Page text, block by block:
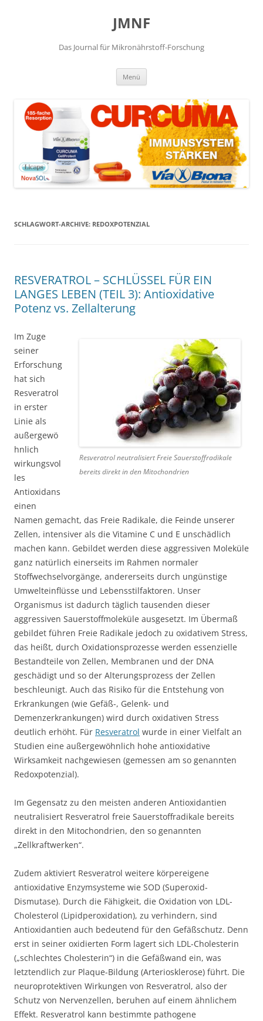
JMNF
Das Journal für Mikronährstoff-Forschung
Menü
SCHLAGWORT-ARCHIVE: REDOXPOTENZIAL
RESVERATROL – SCHLÜSSEL FÜR EIN
LANGES LEBEN (TEIL 3): Antioxidative
Potenz vs. Zellalterung
Resveratrol neutralisiert Freie Sauerstoffradikale
bereits direkt in den Mitochondrien
Im Zuge
seiner
Erforschung
hat sich
Resveratrol
in erster
Linie als
außergewö
hnlich
wirkungsvol
les
Antioxidans
einen
Namen gemacht, das Freie Radikale, die Feinde unserer
Zellen, intensiver als die Vitamine C und E unschädlich
machen kann. Gebildet werden diese aggressiven Moleküle
ganz natürlich einerseits im Rahmen normaler
Stoffwechselvorgänge, andererseits durch ungünstige
Umwelteinflüsse und Lebensstilfaktoren. Unser
Organismus ist dadurch täglich tausenden dieser
aggressiven Sauerstoffmoleküle ausgesetzt. Im Übermaß
gebildet führen Freie Radikale jedoch zu oxidativem Stress,
das heißt, durch Oxidationsprozesse werden essenzielle
Bestandteile von Zellen, Membranen und der DNA
geschädigt und so der Alterungsprozess der Zellen
beschleunigt. Auch das Risiko für die Entstehung von
Erkrankungen (wie Gefäß-, Gelenk- und
Demenzerkrankungen) wird durch oxidativen Stress
deutlich erhöht. Für Resveratrol wurde in einer Vielfalt an
Studien eine außergewöhnlich hohe antioxidative
Wirksamkeit nachgewiesen (gemessen am so genannten
Redoxpotenzial).
Im Gegensatz zu den meisten anderen Antioxidantien
neutralisiert Resveratrol freie Sauerstoffradikale bereits
direkt in den Mitochondrien, den so genannten
„Zellkraftwerken“.
Zudem aktiviert Resveratrol weitere körpereigene
antioxidative Enzymsysteme wie SOD (Superoxid-
Dismutase). Durch die Fähigkeit, die Oxidation von LDL-
Cholesterol (Lipidperoxidation), zu verhindern, sind
Antioxidantien auch bedeutend für den Gefäßschutz. Denn
erst in seiner oxidierten Form lagert sich LDL-Cholesterin
(„schlechtes Cholesterin“) in die Gefäßwand ein, was
letztendlich zur Plaque-Bildung (Arteriosklerose) führt. Die
neuroprotektiven Wirkungen von Resveratrol, also der
Schutz von Nervenzellen, beruhen auf einem ähnlichem
Effekt. Resveratrol kann bestimmte pathogene